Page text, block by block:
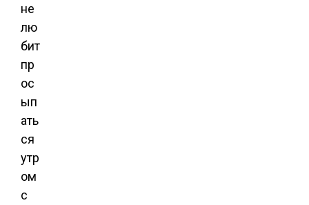
не
лю
бит
пр
ос
ып
ать
ся
утр
ом
с